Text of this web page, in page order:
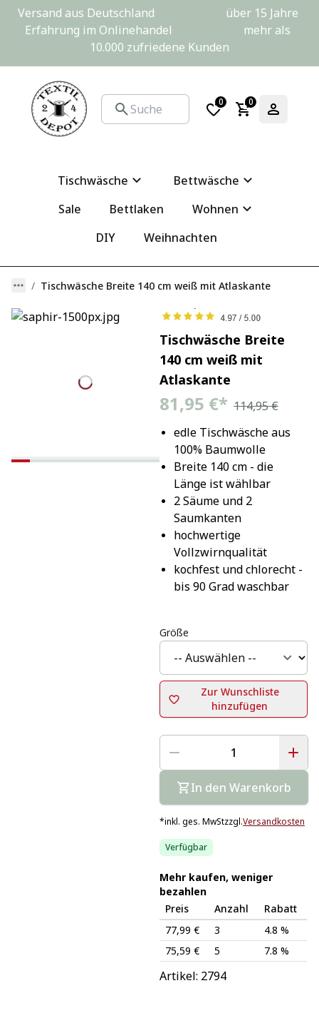
Versand aus Deutschland                         über 15 Jahre
Erfahrung im Onlinehandel                         mehr als
10.000 zufriedene Kunden
0 0
Tischwäsche
Bettwäsche
Sale
Bettlaken
Wohnen
DIY
Weihnachten
Tischwäsche Breite 140 cm weiß mit Atlaskante
Tischwäsche Breite
140 cm weiß mit
Atlaskante
81,95 €* 114,95 €
edle Tischwäsche aus
100% Baumwolle
Breite 140 cm - die
Länge ist wählbar
2 Säume und 2
Saumkanten
hochwertige
Vollzwirnqualität
kochfest und chlorecht -
bis 90 Grad waschbar
Größe
Zur Wunschliste
hinzufügen
In den Warenkorb
*inkl. ges. MwStzzgl.Versandkosten
Verfügbar
Mehr kaufen, weniger
bezahlen
Preis
Anzahl
Rabatt
77,99 €
3
4.8 %
75,59 €
5 7.8 %
Artikel: 2794